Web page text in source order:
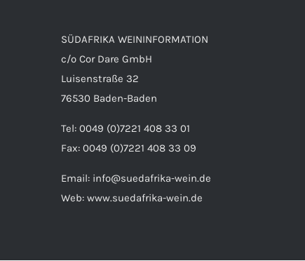
SÜDAFRIKA WEININFORMATION
c/o Cor Dare GmbH
Luisenstraße 32
76530 Baden-Baden
Tel: 0049 (0)7221 408 33 01
Fax: 0049 (0)7221 408 33 09
Email: info@suedafrika-wein.de
Web: www.suedafrika-wein.de